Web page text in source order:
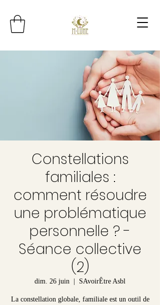
Constellations
familiales :
comment résoudre
une problématique
personnelle ? -
Séance collective
(2)
dim. 26 juin
  |
SAvoirÊtre Asbl
La constellation globale, familiale est un outil de